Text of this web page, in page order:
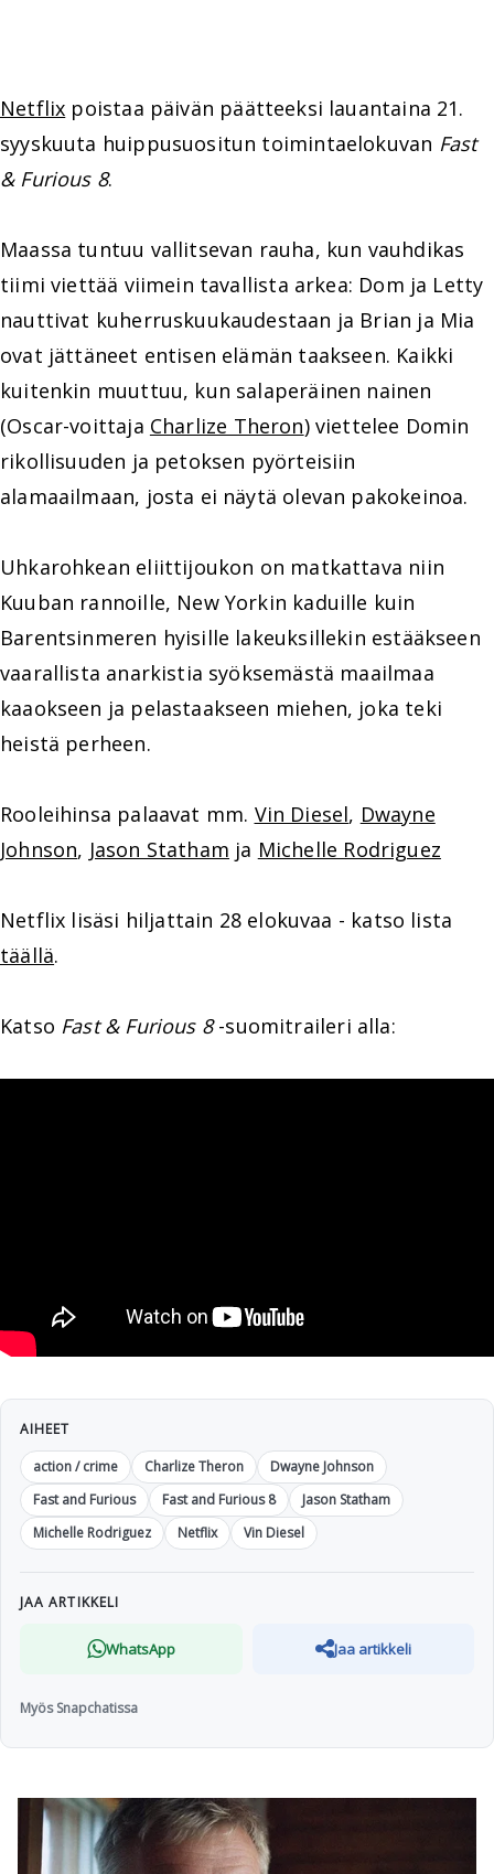
Netflix poistaa päivän päätteeksi lauantaina 21.
syyskuuta huippusuositun toimintaelokuvan Fast
& Furious 8.
Maassa tuntuu vallitsevan rauha, kun vauhdikas
tiimi viettää viimein tavallista arkea: Dom ja Letty
nauttivat kuherruskuukaudestaan ja Brian ja Mia
ovat jättäneet entisen elämän taakseen. Kaikki
kuitenkin muuttuu, kun salaperäinen nainen
(Oscar-voittaja Charlize Theron) viettelee Domin
rikollisuuden ja petoksen pyörteisiin
alamaailmaan, josta ei näytä olevan pakokeinoa.
Uhkarohkean eliittijoukon on matkattava niin
Kuuban rannoille, New Yorkin kaduille kuin
Barentsinmeren hyisille lakeuksillekin estääkseen
vaarallista anarkistia syöksemästä maailmaa
kaaokseen ja pelastaakseen miehen, joka teki
heistä perheen.
Rooleihinsa palaavat mm. Vin Diesel, Dwayne
Johnson, Jason Statham ja Michelle Rodriguez
Netflix lisäsi hiljattain 28 elokuvaa - katso lista
täällä.
Katso Fast & Furious 8-suomitraileri alla:
AIHEET
action / crime
Charlize Theron
Dwayne Johnson
Fast and Furious
Fast and Furious 8
Jason Statham
Michelle Rodriguez
Netflix Vin Diesel
JAA ARTIKKELI
WhatsApp Jaa artikkeli
Myös Snapchatissa